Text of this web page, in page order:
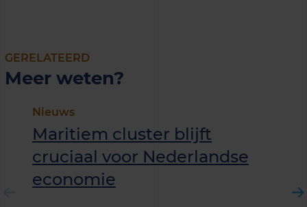
GERELATEERD
Meer weten?
Nieuws
Maritiem cluster blijft
cruciaal voor Nederlandse
economie